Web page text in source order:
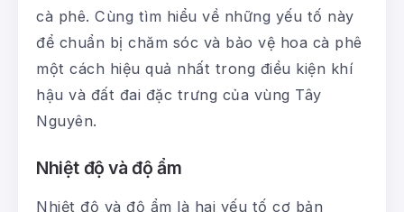
cà phê. Cùng tìm hiểu về những yếu tố này
để chuẩn bị chăm sóc và bảo vệ hoa cà phê
một cách hiệu quả nhất trong điều kiện khí
hậu và đất đai đặc trưng của vùng Tây
Nguyên.
Nhiệt độ và độ ẩm
Nhiệt độ và độ ẩm là hai yếu tố cơ bản